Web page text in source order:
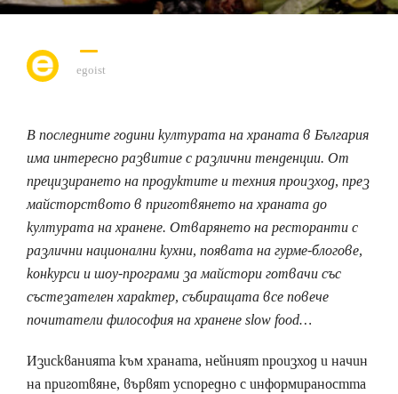
egoist
В последните години културата на храната в България
има интересно развитие с различни тенденции. От
прецизирането на продуктите и техния произход, през
майсторството в приготвянето на храната до
културата на хранене. Отварянето на ресторанти с
различни национални кухни, появата на гурме-блогове,
конкурси и шоу-програми за майстори готвачи със
състезателен характер, събиращата все повече
почитатели философия на хранене slow food…
Изискванията към храната, нейният произход и начин
на приготвяне, вървят успоредно с информираността